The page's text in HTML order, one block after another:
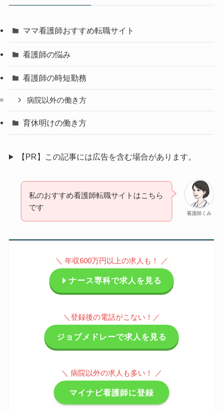
ママ看護師おすすめ転職サイト
看護師の悩み
看護師の時短勤務
病院以外の働き方
育休明けの働き方
【PR】この記事には広告を含む場合があります。
看護師くみ
私のおすすめ看護師転職サイトはこちら
です
＼ 年収600万円以上の求人も！ ／
ナース専科で求人を見る
＼登録後の電話がこない！／
ジョブメドレーで求人を見る
＼ 病院以外の求人も多い！ ／
マイナビ看護師に登録